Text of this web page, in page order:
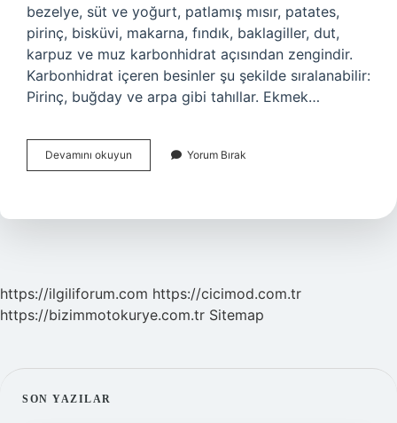
bezelye, süt ve yoğurt, patlamış mısır, patates,
pirinç, bisküvi, makarna, fındık, baklagiller, dut,
karpuz ve muz karbonhidrat açısından zengindir.
Karbonhidrat içeren besinler şu şekilde sıralanabilir:
Pirinç, buğday ve arpa gibi tahıllar. Ekmek…
Devamını okuyun
Ne
Yorum Bırak
https://ilgiliforum.com https://cicimod.com.tr
https://bizimmotokurye.com.tr Sitemap
SIDEBAR
SON YAZILAR